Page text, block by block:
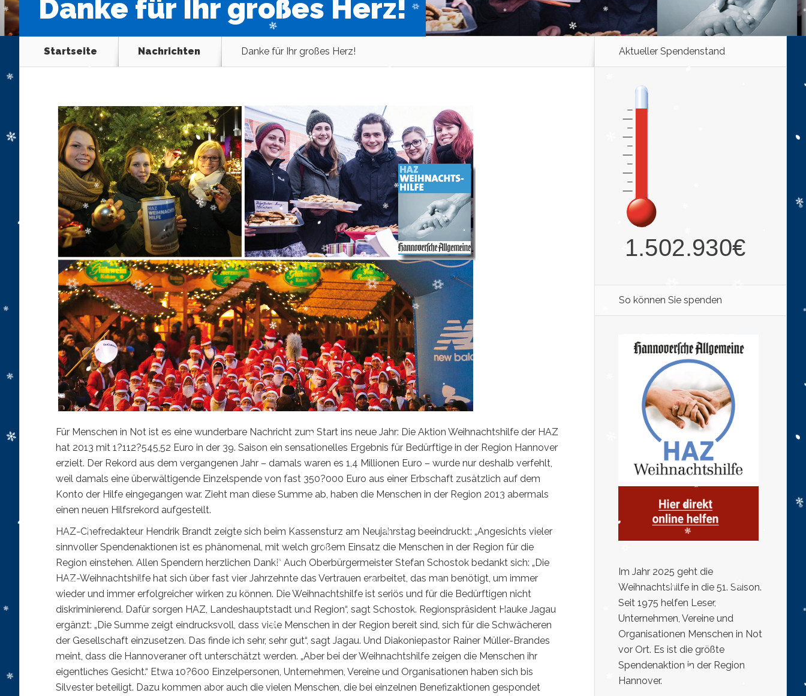
Danke für Ihr großes Herz!
Startseite Nachrichten Danke für Ihr großes Herz!
Für Menschen in Not ist es eine wunderbare Nachricht zum Start ins neue Jahr: Die Aktion Weihnachtshilfe der HAZ
hat 2013 mit 1?112?545,52 Euro in der 39. Saison ein sensationelles Ergebnis für Bedürftige in der Region Hannover
erzielt. Der Rekord aus dem vergangenen Jahr – damals waren es 1,4 Millionen Euro – wurde nur deshalb verfehlt,
weil damals eine überwältigende Einzelspende von fast 350?000 Euro aus einer Erbschaft zusätzlich auf dem
Konto der Hilfe eingegangen war. Zieht man diese Summe ab, haben die Menschen in der Region 2013 abermals
einen neuen Hilfsrekord aufgestellt.
HAZ-Chefredakteur Hendrik Brandt zeigte sich beim Kassensturz am Neujahrstag beeindruckt: „Angesichts vieler
sinnvoller Spendenaktionen ist es phänomenal, mit welch großem Einsatz die Menschen in der Region für die
Region einstehen. Allen Spendern herzlichen Dank!“ Auch Oberbürgermeister Stefan Schostok bedankt sich: „Die
HAZ-Weihnachtshilfe hat sich über fast vier Jahrzehnte das Vertrauen erarbeitet, das man benötigt, um immer
wieder und immer erfolgreicher wirken zu können. Die Weihnachtshilfe ist seriös und für die Bedürftigen nicht
diskriminierend. Dafür sorgen HAZ, Landeshauptstadt und Region“, sagt Schostok. Regionspräsident Hauke Jagau
ergänzt: „Die Summe zeigt eindrucksvoll, dass viele Menschen in der Region bereit sind, sich für die Schwächeren
der Gesellschaft einzusetzen. Das finde ich sehr, sehr gut“, sagt Jagau. Und Diakoniepastor Rainer Müller-Brandes
meint, dass die Hannoveraner oft unterschätzt werden. „Aber bei der Weihnachtshilfe zeigen die Menschen ihr
eigentliches Gesicht.“ Etwa 10?600 Einzelpersonen, Unternehmen, Vereine und Organisationen haben sich bis
Silvester beteiligt. Dazu kommen aber auch die vielen Menschen, die bei einzelnen Benefizaktionen gespendet
Aktueller Spendenstand
So können Sie spenden
Im Jahr 2025 geht die
Weihnachtshilfe in die 51. Saison.
Seit 1975 helfen Leser,
Unternehmen, Vereine und
Organisationen Menschen in Not
vor Ort. Es ist die größte
Spendenaktion in der Region
Hannover.